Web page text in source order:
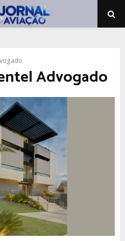
Advogado